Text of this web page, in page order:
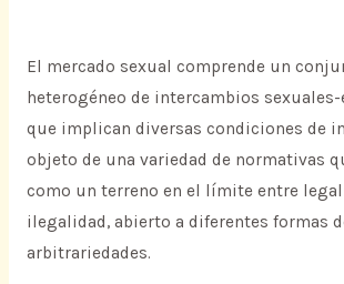
El mercado sexual comprende un
heterogéneo de intercambios
que implican diversas condiciones de
objeto de una variedad de normativas
como un terreno en el límite entre
ilegalidad, abierto a diferentes formas
arbitrariedades.